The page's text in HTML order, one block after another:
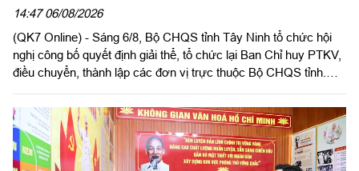
phòng thủ khu vực
14:47 06/08/2026
(QK7 Online) - Sáng 6/8, Bộ CHQS tỉnh Tây Ninh tổ chức hội
nghị công bố quyết định giải thể, tổ chức lại Ban Chỉ huy PTKV,
điều chuyển, thành lập các đơn vị trực thuộc Bộ CHQS tỉnh.
Ngọc Hải, Phó Tham mưu trưởng Quân khu dự và phát biểu
chỉ đạo.